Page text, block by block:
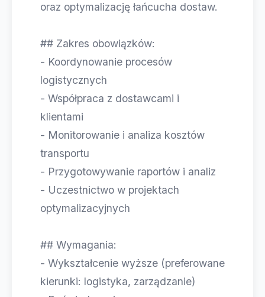
oraz optymalizację łańcucha dostaw.
## Zakres obowiązków:
- Koordynowanie procesów
logistycznych
- Współpraca z dostawcami i
klientami
- Monitorowanie i analiza kosztów
transportu
- Przygotowywanie raportów i analiz
- Uczestnictwo w projektach
optymalizacyjnych
## Wymagania:
- Wykształcenie wyższe (preferowane
kierunki: logistyka, zarządzanie)